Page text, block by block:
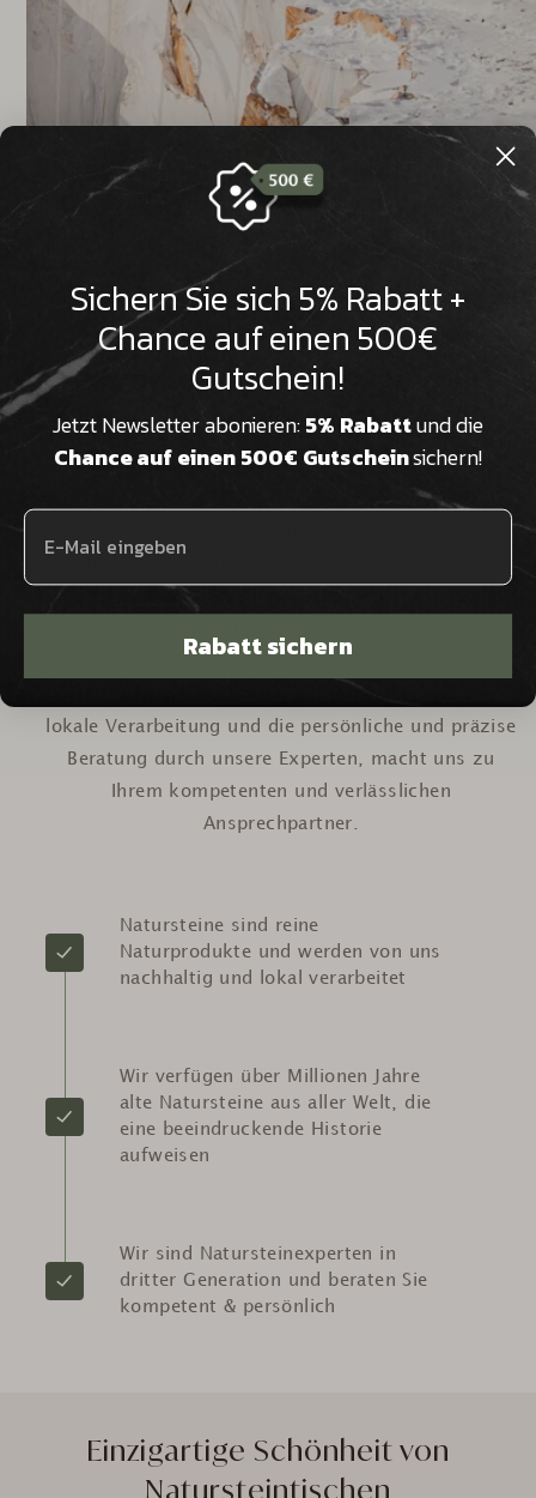
Auseigenen
Steinbrüchen weltweit
Unikat
Wir verfügen über eigene Steinbrüche und exklusive
lokale Verarbeitung und die persönliche und präzise
Beratung durch unsere Experten, macht uns zu
Ihrem kompetenten und verlässlichen
Ansprechpartner.
Natursteine sind reine
Naturprodukte und werden von uns
nachhaltig und lokal verarbeitet
Wir verfügen über Millionen Jahre
alte Natursteine aus aller Welt, die
eine beeindruckende Historie
aufweisen
Wir sind Natursteinexperten in
dritter Generation und beraten Sie
kompetent & persönlich
Einzigartige Schönheit von
Natursteintischen
Sichern Sie sich 5% Rabatt +
Chance auf einen 500€
Gutschein!
Jetzt Newsletter abonieren:5% Rabattund die
Chance auf einen 500€ Gutscheinsichern!
Rabatt sichern